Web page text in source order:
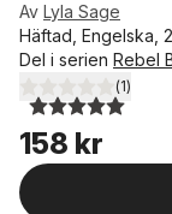
Av Lyla Sage
Häftad, Engelska,
Del i serien Rebel
5,0utav 5 stjärnor.
(1)
158 kr